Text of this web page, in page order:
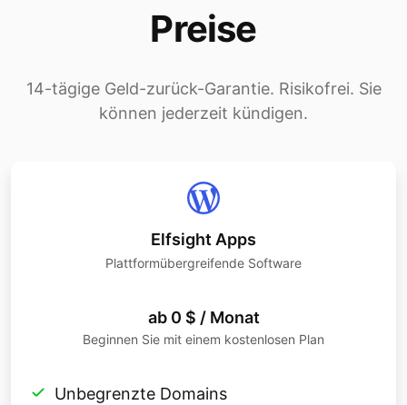
Preise
14-tägige Geld-zurück-Garantie. Risikofrei. Sie
können jederzeit kündigen.
Elfsight Apps
Plattformübergreifende Software
ab 0 $ / Monat
Beginnen Sie mit einem kostenlosen Plan
Unbegrenzte Domains